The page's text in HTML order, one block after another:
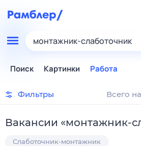
монтажник-слаботочник
Поиск Картинки Работа
Фильтры Всего
Вакансии «монтажник-
Слаботочник-монтажник